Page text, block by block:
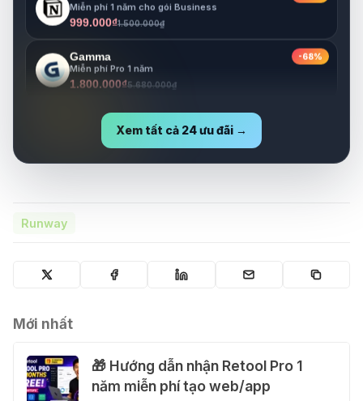
999.000₫1.500.000₫
-68%
Gamma
Miễn phí Pro 1 năm
1.800.000₫ 5.680.000₫
Miễn phí Pro 1 năm
1.800.000₫6.630.000₫
Xem tất cả 24 ưu đãi →
Runway
Mới nhất
🎁 Hướng dẫn nhận Retool Pro 1
năm miễn phí tạo web/app